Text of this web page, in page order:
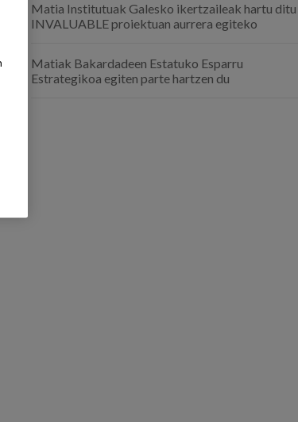
Matia Institutuak Galesko ikertzaileak hartu ditu
INVALUABLE proiektuan aurrera egiteko
Matiak Bakardadeen Estatuko Esparru
Estrategikoa egiten parte hartzen du